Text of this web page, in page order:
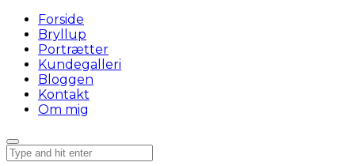
Forside
Bryllup
Portrætter
Kundegalleri
Bloggen
Kontakt
Om mig